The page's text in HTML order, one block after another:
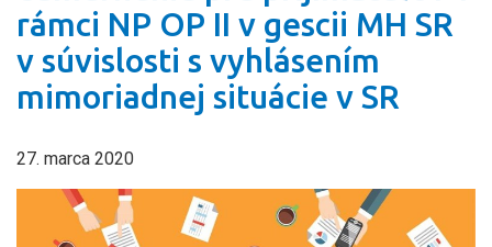
rámci NP OP II v gescii MH SR
v súvislosti s vyhlásením
mimoriadnej situácie v SR
27. marca 2020